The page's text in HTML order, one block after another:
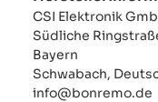
CSI Elektronik
Südliche
Bayern
Schwabach,
info@bonremo.de